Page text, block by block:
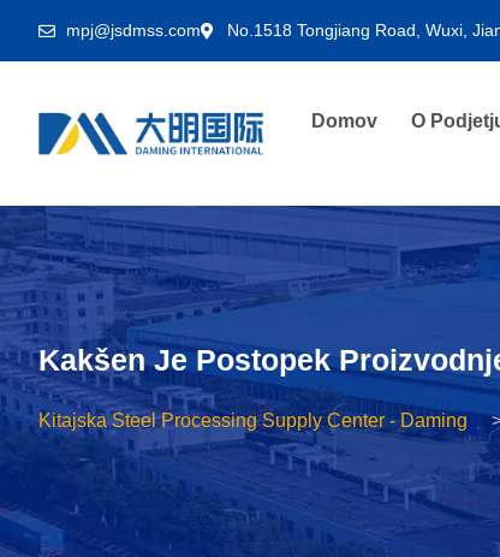
mpj@jsdmss.com No.1518 Tongjiang Road, Wuxi,
Domov O
Kakšen Je Postopek
Kitajska Steel Processing Supply Center - Daming